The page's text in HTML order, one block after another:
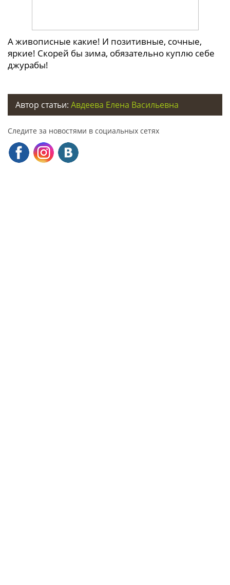
А живописные какие! И позитивные, сочные,
яркие! Скорей бы зима, обязательно куплю себе
джурабы!
Автор статьи: Авдеева Елена Васильевна
Следите за новостями в социальных сетях